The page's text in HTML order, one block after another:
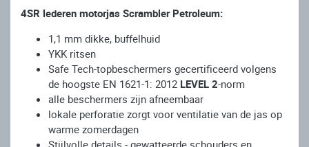
4SR lederen motorjas Scrambler Petroleum:
1,1 mm dikke, buffelhuid
YKK ritsen
Safe Tech-topbeschermers gecertificeerd volgens
de hoogste EN 1621-1: 2012 LEVEL 2-norm
alle beschermers zijn afneembaar
lokale perforatie zorgt voor ventilatie van de jas op
warme zomerdagen